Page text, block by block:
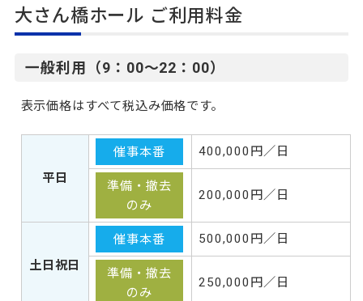
大さん橋ホール ご利用料金
一般利用（9：00～22：00）
表示価格はすべて税込み価格です。
平日
催事本番 400,000円／日
準備・撤去
のみ
200,000円／日
土日祝日
催事本番 500,000円／日
準備・撤去
のみ
250,000円／日